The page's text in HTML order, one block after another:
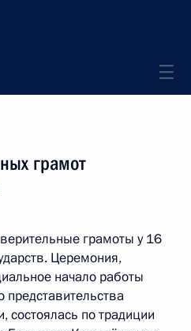
грамот
грамоты у 16
Церемония,
начало работы
представительства
состоялась по традиции